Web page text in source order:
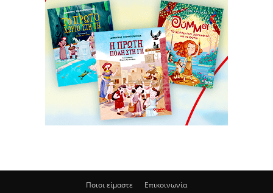
Ποιοι είμαστε Επικοινωνία